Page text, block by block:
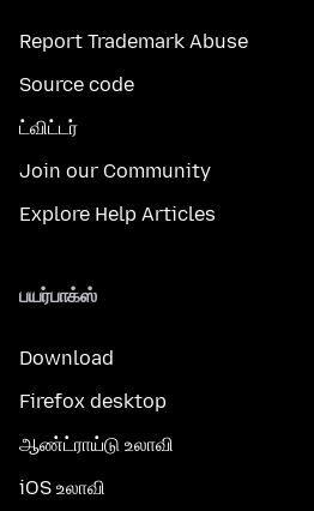
Report Trademark Abuse
Source code
ட்விட்டர்
Join our Community
Explore Help Articles
பயர்பாக்ஸ்
Download
Firefox desktop
ஆண்ட்ராய்டு உலாவி
iOS உலாவி